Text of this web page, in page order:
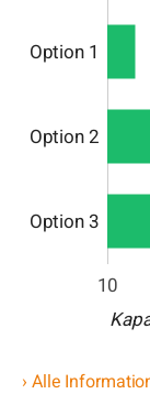
10
Option 1
Option 2
Option 3
› Alle